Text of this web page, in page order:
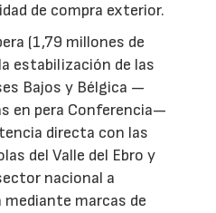
de compra exterior.
(1,79 millones de
estabilización de las
Bajos y Bélgica —
en pera Conferencia—
directa con las
del Valle del Ebro y
nacional a
marcas de